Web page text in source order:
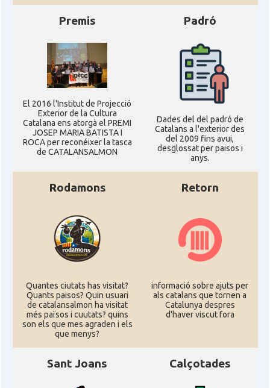
Premis
El 2016 l'Institut de Projecció
Exterior de la Cultura
Catalana ens atorgà el PREMI
JOSEP MARIA BATISTA I
ROCA per reconéixer la tasca
de CATALANSALMON
Padró
Dades del del padró de
Catalans a l'exterior des
del 2009 fins avui,
desglossat per paisos i
anys.
Rodamons
Quantes ciutats has visitat?
Quants paisos? Quin usuari
de catalansalmon ha visitat
més països i cuutats? quins
son els que mes agraden i els
que menys?
Retorn
informació sobre ajuts per
als catalans que tornen a
Catalunya despres
d'haver viscut fora
Sant Joans Calçotades